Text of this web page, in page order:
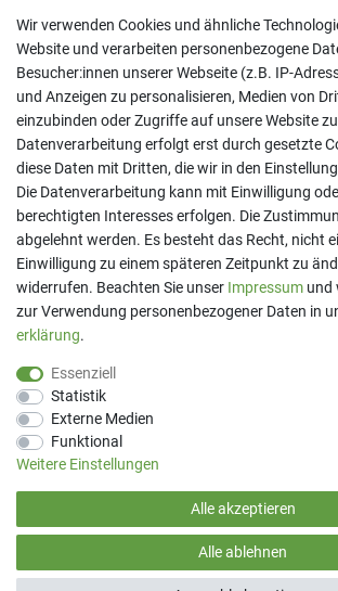
Kontakt
Telefon:07191 - 9 33 21 80
E-Mail:info@printaro.de
Bürozeiten
Mo - Fr 09:00 Uhr - 13:00 Uhr
(*) Preise inkl. MwSt. zzgl
Wir verwenden Cookies und ähnliche
Website und verarbeiten personenbezogene
Besucher:innen unserer Webseite (z.B. IP-
und Anzeigen zu personalisieren, Medien von
einzubinden oder Zugriffe auf unsere Website
Datenverarbeitung erfolgt erst durch gesetzte
diese Daten mit Dritten, die wir in den
Die Datenverarbeitung kann mit Einwilligung
berechtigten Interesses erfolgen. Die
abgelehnt werden. Es besteht das Recht, nicht
Einwilligung zu einem späteren Zeitpunkt zu
widerrufen. Beachten Sie unser Impressum und
zur Verwendung personenbezogener Daten in
erklärung.
Essenziell
Statistik
Externe Medien
Funktional
Weitere Einstellungen
Alle akzeptieren
Alle ablehnen